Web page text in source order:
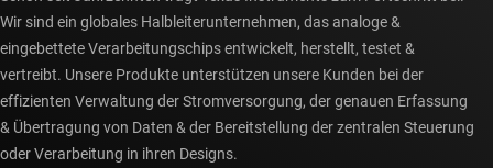
Wir sind ein globales Halbleiterunternehmen, das analoge &
eingebettete Verarbeitungschips entwickelt, herstellt, testet &
vertreibt. Unsere Produkte unterstützen unsere Kunden bei der
effizienten Verwaltung der Stromversorgung, der genauen Erfassung
& Übertragung von Daten & der Bereitstellung der zentralen Steuerung
oder Verarbeitung in ihren Designs.